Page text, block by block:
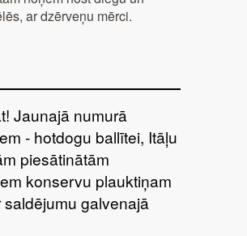
ar dzērveņu mērci.
Jaunajā numurā
- hotdogu ballītei, Itāļu
piesātinātām
konservu plauktiņam
galvenajā